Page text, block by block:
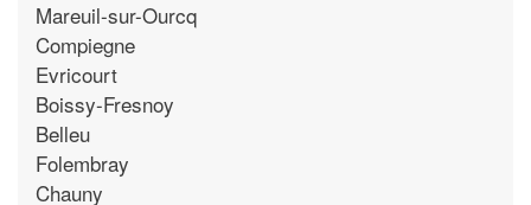
Mareuil-sur-Ourcq
Compiegne
Evricourt
Boissy-Fresnoy
Belleu
Folembray
Chauny